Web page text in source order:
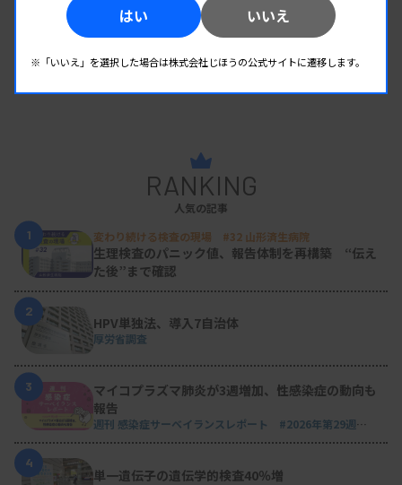
RANKING
人気の記事
1
変わり続ける検査の現場 #32 山形済生病院
生理検査のパニック値、報告体制を再構築 “伝え
た後”まで確認
2
HPV単独法、導入7自治体
厚労省調査
3
マイコプラズマ肺炎が3週増加、性感染症の動向も
報告
週刊 感染症サーベイランスレポート #2026年第29週
4
単一遺伝子の遺伝学的検査40％増
はい いいえ
※「いいえ」を選択した場合は株式会社じほうの公式サイトに遷移します。